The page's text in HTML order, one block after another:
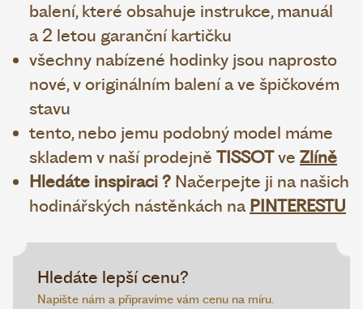
balení, které obsahuje instrukce, manuál
a 2 letou garanční kartičku
všechny nabízené hodinky jsou naprosto
nové, v originálním balení a ve špičkovém
stavu
tento, nebo jemu podobný model máme
skladem v naší prodejně TISSOTve Zlíně
Hledáte inspiraci ? Načerpejte ji na našich
hodinářských nástěnkách na PINTERESTU
Hledáte lepší cenu?
Napište nám a připravíme vám cenu na míru.